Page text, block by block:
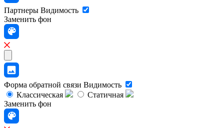
Партнеры Видимость
Заменить фон
Форма обратной связи Видимость
Классическая
Статичная
Заменить фон